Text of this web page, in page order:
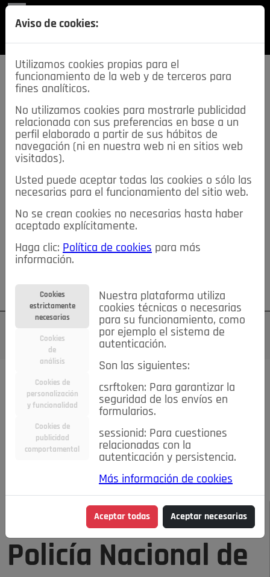
SECCIONES
descarga esta
REVISTA
≡NOTICIAS
NOTICIAS SERVICIOS DE INTERÉS
TABLÓN DE ANUNCIOS MIS ANUNCIOS CONTACTO
NOSOTROS
Su cuenta Regístrese ¿Olvidó su contraseña?
Todas las noticias..
#TePrestoMisOjos Caridad
Ciencia&Tecnología
Economía
Entretenimiento
Estilo de Vida
Internacional
Madrid Opinión IN
Pozuelo de Alarcón
Salud 🔴 En Directo
NOTICIAS
La Comisaria de
Policía Nacional de
Aviso de cookies:
Utilizamos cookies propias para el
funcionamiento de la web y de terceros para
fines analíticos.
No utilizamos cookies para mostrarle publicidad
relacionada con sus preferencias en base a un
perfil elaborado a partir de sus hábitos de
navegación (ni en nuestra web ni en sitios web
visitados).
Usted puede aceptar todas las cookies o sólo las
necesarias para el funcionamiento del sitio web.
No se crean cookies no necesarias hasta haber
aceptado explícitamente.
Haga clic: Política de cookies para más
información.
Cookies
estrictamente
necesarias
Cookies
de
análisis
Cookies de
personalización
y funcionalidad
Cookies de
publicidad
comportamental
Nuestra plataforma utiliza
cookies técnicas o necesarias
para su funcionamiento, como
por ejemplo el sistema de
autenticación.
Son las siguientes:
csrftoken: Para garantizar la
seguridad de los envíos en
formularios.
sessionid: Para cuestiones
relacionadas con la
autenticación y persistencia.
Más información de cookies
Aceptar todas Aceptar necesarias